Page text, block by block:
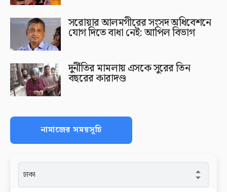
সরোয়ার আলমগীরের সংসদ অধিবেশনে
যোগ দিতে বাধা নেই: আপিল বিভাগ
দুর্নীতির মামলায় এসকে সুরের তিন
বছরের কারাদণ্ড
নামাজের সময়সূচি